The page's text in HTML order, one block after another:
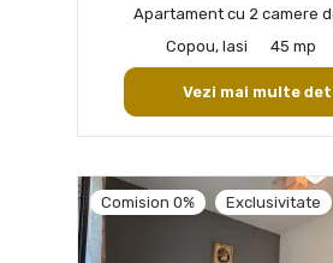
Apartament cu 2 camere
Copou, Iasi
45 mp
Vezi mai multe
Comision 0% Exclusivitate